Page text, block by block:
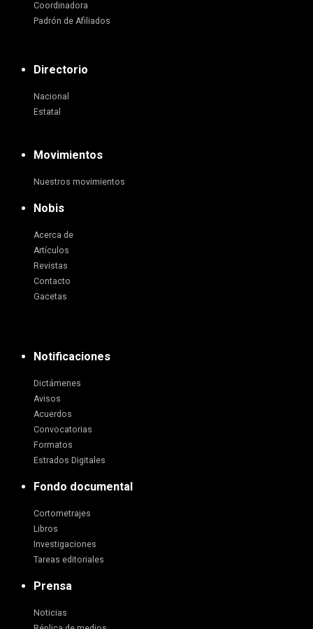
Coordinadora
Padrón de Afiliados
Directorio
Nacional
Estatal
Movimientos
Nuestros movimientos
Nobis
Acerca de
Artículos
Revistas
Contacto
Gacetas
Notificaciones
Dictámenes
Avisos
Acuerdos
Convocatorias
Formatos
Estrados Digitales
Fondo documental
Cortometrajes
Libros
Investigaciones
Tareas editoriales
Prensa
Noticias